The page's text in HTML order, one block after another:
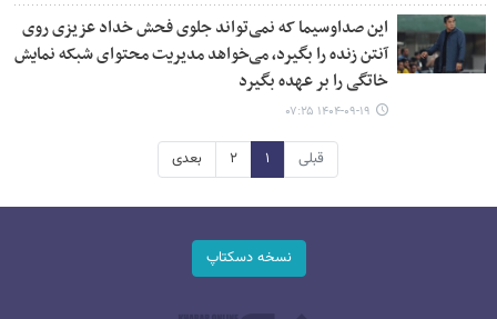
این صداوسیما که نمی‌تواند جلوی فحش خداد عزیزی روی
آنتن زنده را بگیرد، می‌خواهد مدیریت محتوای شبکه نمایش
خاتگی را بر عهده بگیرد
۱۴۰۴-۰۹-۱۹ ۰۷:۲۵
قبلی ۱ ۲ بعدی
نسخه دسکتاپ